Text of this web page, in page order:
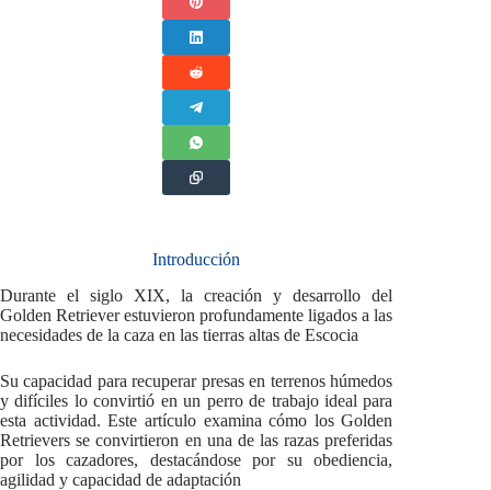
Introducción
Durante el siglo XIX, la creación y desarrollo del
Golden Retriever estuvieron profundamente ligados a las
necesidades de la caza en las tierras altas de Escocia
Su capacidad para recuperar presas en terrenos húmedos
y difíciles lo convirtió en un perro de trabajo ideal para
esta actividad. Este artículo examina cómo los Golden
Retrievers se convirtieron en una de las razas preferidas
por los cazadores, destacándose por su obediencia,
agilidad y capacidad de adaptación